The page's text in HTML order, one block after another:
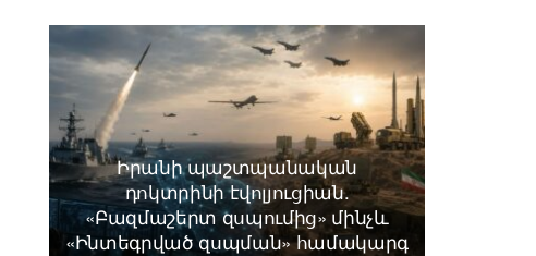
Իրանի պաշտպանական
դոկտրինի էվոլյուցիան.
«Բազմաշերտ զսպումից» մինչև
«Ինտեգրված զսպման» համակարգ